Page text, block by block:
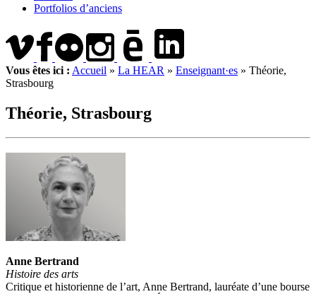
Portfolios d’anciens
Vous êtes ici : Accueil » La HEAR » Enseignant·es » Théorie,
Strasbourg
Théorie, Strasbourg
Anne Bertrand
Histoire des arts
Critique et historienne de l’art, Anne Bertrand, lauréate d’une bourse